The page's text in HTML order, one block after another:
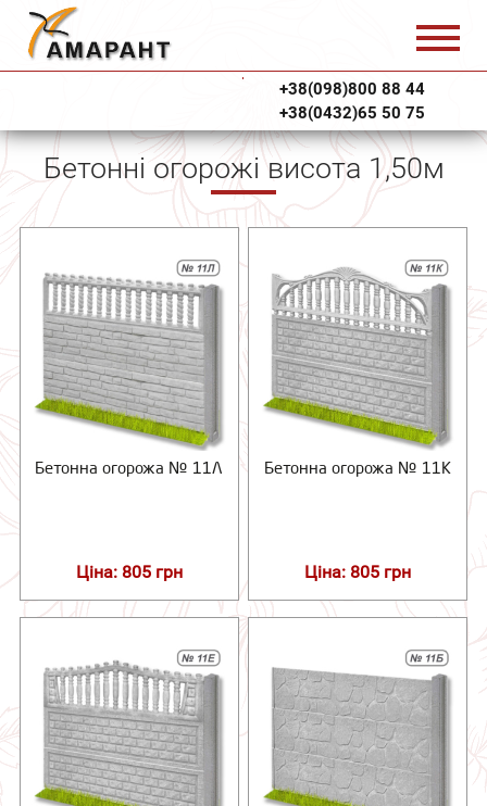
+38(098)800 88 44
+38(0432)65 50 75
Бетонні огорожі висота 1,50м
Бетонна огорожа № 11Л
Ціна: 805 грн
Бетонна огорожа № 11К
Ціна: 805 грн